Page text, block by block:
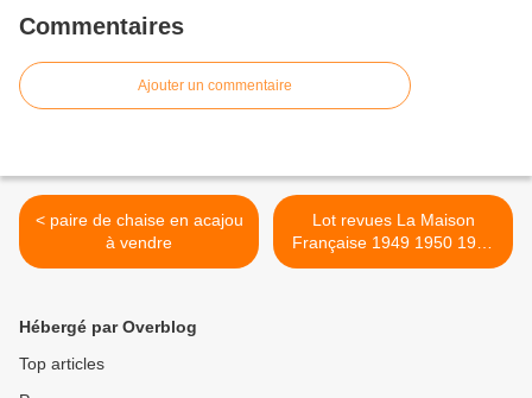
Commentaires
Ajouter un commentaire
< paire de chaise en acajou
à vendre
Lot revues La Maison
Française 1949 1950 1951
Décoration Vintage >
Hébergé par Overblog
Top articles